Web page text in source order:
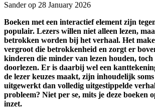
Sander op 28 January 2026
Boeken met een interactief element zijn
populair. Lezers willen niet alleen lezen,
betrokken worden bij het verhaal. Het
vergroot die betrokkenheid en zorgt er
kinderen die minder van lezen houden,
doorlezen. Er is daarbij wel een
de lezer keuzes maakt, zijn inhoudelijk
uitgewerkt dan volledig uitgestippelde
probleem? Niet per se, mits je deze boeken
inzet.